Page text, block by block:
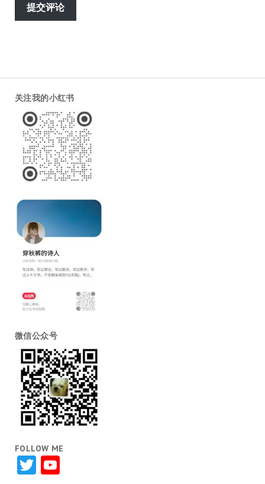
关注我的小红书
微信公众号
FOLLOW ME
TwitterYouTube